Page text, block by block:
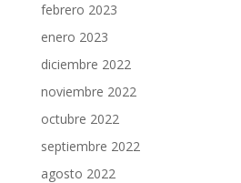
febrero 2023
enero 2023
diciembre 2022
noviembre 2022
octubre 2022
septiembre 2022
agosto 2022